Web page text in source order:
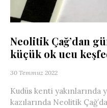
Neolitik Çağ’dan
küçük ok ucu
30 Temmuz 2022
Kudüs kenti yakınlarında
kazılarında Neolitik